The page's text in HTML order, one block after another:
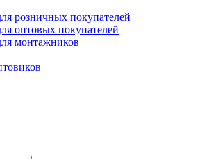
розничных покупателей
оптовых покупателей
монтажников